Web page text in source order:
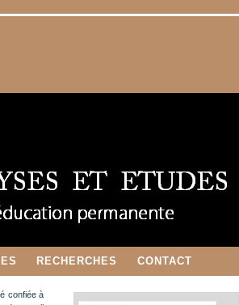
RECHERCHES CONTACT
confiée à